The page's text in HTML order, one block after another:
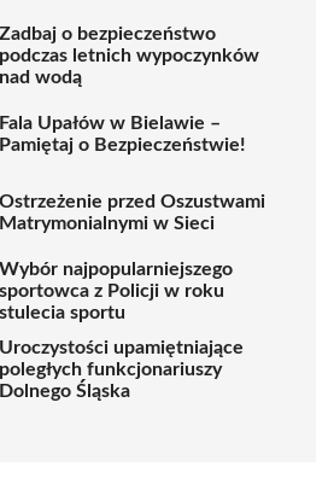
Zadbaj o bezpieczeństwo
podczas letnich wypoczynków
nad wodą
Fala Upałów w Bielawie –
Pamiętaj o Bezpieczeństwie!
Ostrzeżenie przed Oszustwami
Matrymonialnymi w Sieci
Wybór najpopularniejszego
sportowca z Policji w roku
stulecia sportu
Uroczystości upamiętniające
poległych funkcjonariuszy
Dolnego Śląska